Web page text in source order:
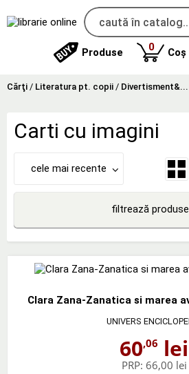
Produse 0produse
Coș
Cărţi / Literatura pt. copii / Divertisment&...
Carti cu imagini
cele mai recente
filtrează
Clara Zana-Zanatica si marea
UNIVERS
60,06 lei
PRP: 66,00 lei